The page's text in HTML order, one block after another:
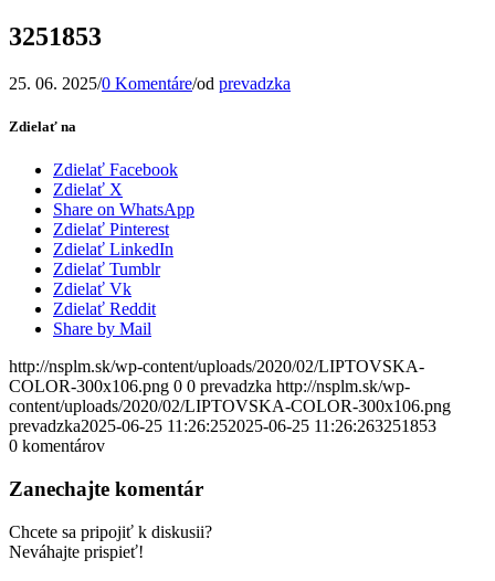
3251853
25. 06. 2025/0 Komentáre/od prevadzka
Zdielať na
Zdielať Facebook
Zdielať X
Share on WhatsApp
Zdielať Pinterest
Zdielať LinkedIn
Zdielať Tumblr
Zdielať Vk
Zdielať Reddit
Share by Mail
http://nsplm.sk/wp-content/uploads/2020/02/LIPTOVSKA-
COLOR-300x106.png 0 0 prevadzka http://nsplm.sk/wp-
content/uploads/2020/02/LIPTOVSKA-COLOR-300x106.png
prevadzka2025-06-25 11:26:252025-06-25 11:26:263251853
0 komentárov
Zanechajte komentár
Chcete sa pripojiť k diskusii?
Neváhajte prispieť!